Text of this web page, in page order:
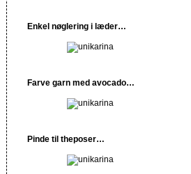
Enkel nøglering i læder…
Farve garn med avocado…
Pinde til theposer…